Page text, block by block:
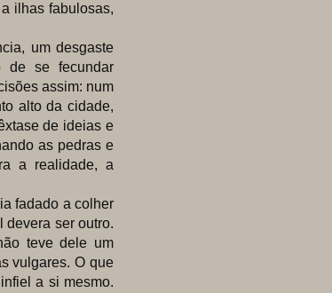
ilhas fabulosas,
um desgaste
de se fecundar
assim: num
alto da cidade,
de ideias e
as pedras e
a realidade, a
fadado a colher
devera ser outro.
teve dele um
vulgares. O que
a si mesmo.